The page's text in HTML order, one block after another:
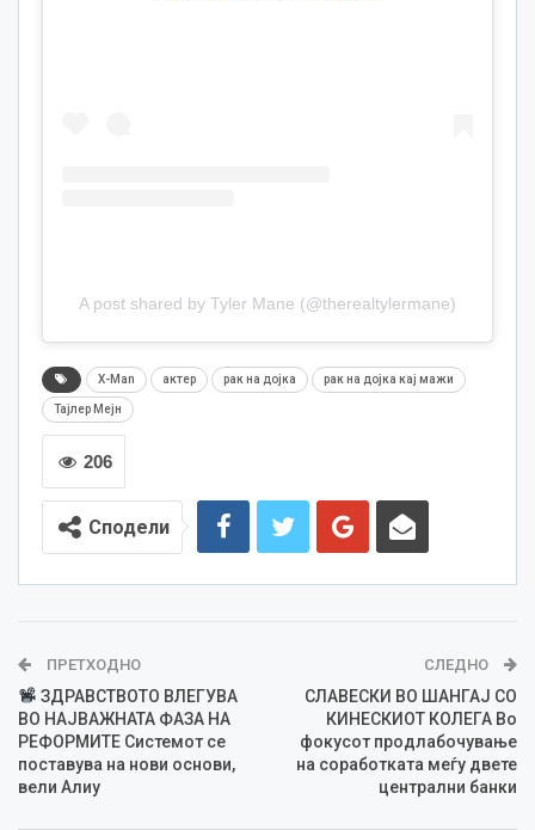
A post shared by Tyler Mane (@therealtylermane)
X-Man актер рак на дојка рак на дојка кај мажи
Тајлер Мејн
206
Сподели
ПРЕТХОДНО
ЗДРАВСТВОТО ВЛЕГУВА
ВО НАЈВАЖНАТА ФАЗА НА
РЕФОРМИТЕ Системот се
поставува на нови основи,
вели Алиу
СЛЕДНО
СЛАВЕСКИ ВО ШАНГАЈ СО
КИНЕСКИОТ КОЛЕГА Во
фокусот продлабочување
на соработката меѓу двете
централни банки